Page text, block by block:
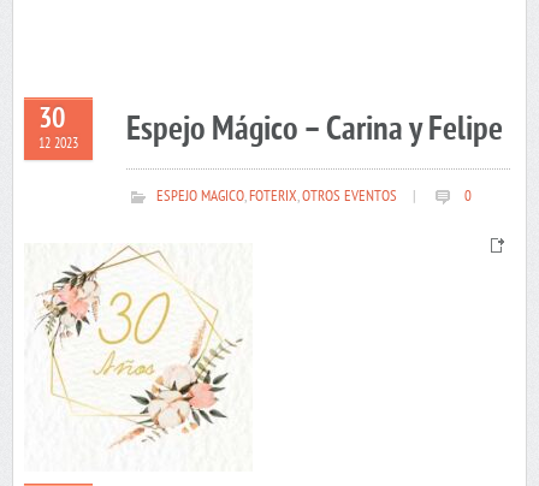
30
12 2023 Espejo Mágico – Carina y Felipe
ESPEJO MAGICO,FOTERIX,OTROS EVENTOS 0